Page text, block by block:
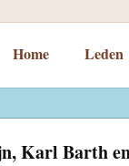
Home Leden
Karl Barth